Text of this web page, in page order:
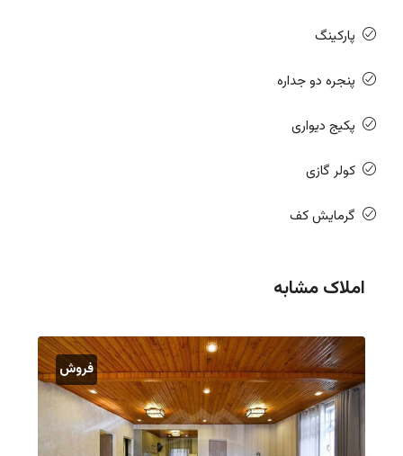
پارکینگ
پنجره دو جداره
پکیج دیواری
کولر گازی
گرمایش کف
املاک مشابه
فروش